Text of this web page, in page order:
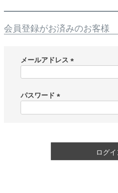
会員登録がお済みのお客様
メールアドレス
)
パスワード
ログイ